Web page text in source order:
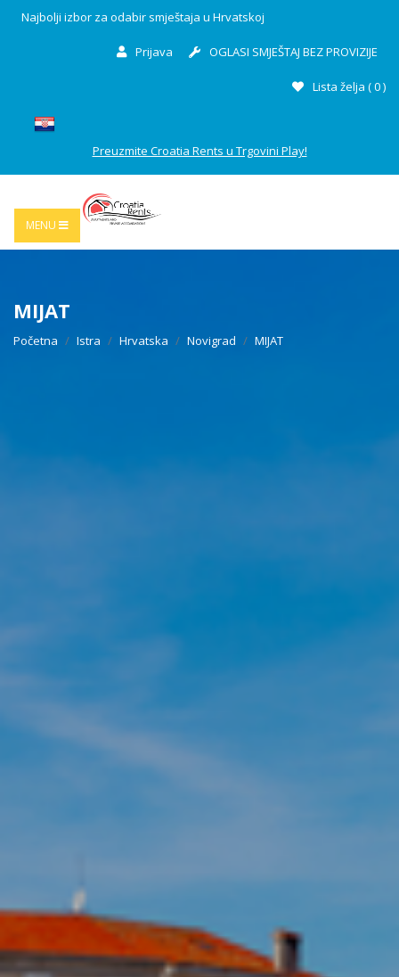
Najbolji izbor za odabir smještaja u Hrvatskoj
Prijava OGLASI SMJEŠTAJ BEZ PROVIZIJE
Lista želja (0)
Preuzmite Croatia Rents u Trgovini Play!
MENU
MIJAT
Početna Istra Hrvatska Novigrad MIJAT